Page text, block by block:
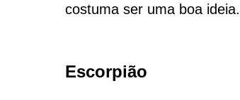
costuma ser uma boa ideia.
Escorpião